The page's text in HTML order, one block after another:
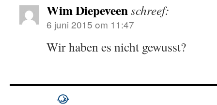
Wim Diepeveenschreef:
6 juni 2015 om 11:47
Wir haben es nicht gewusst?